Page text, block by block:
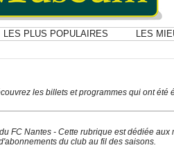
LES PLUS POPULAIRES LES
les billets et programmes qui ont été
FC Nantes - Cette rubrique est dédiée aux
du club au fil des saisons.